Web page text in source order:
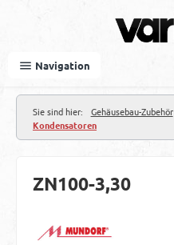
Navigation
Sie sind hier: Gehäusebau-Zubehör
Kondensatoren
ZN100-3,30